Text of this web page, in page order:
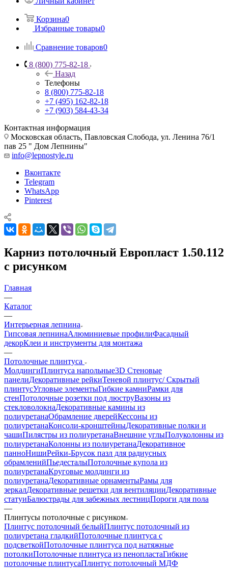
Корзина0
Избранные товары0
Сравнение товаров0
8 (800) 775-82-18
Назад
Телефоны
8 (800) 775-82-18
+7 (495) 162-82-18
+7 (903) 584-43-34
Контактная информация
Московская область, Павловская Слобода, ул. Ленина 76/1
пав 25 " Дом Лепнины"
info@lepnostyle.ru
Вконтакте
Telegram
WhatsApp
Pinterest
Карниз потолочный Европласт 1.50.112
с рисунком
Главная
—
Каталог
—
Интерьерная лепнина
Гипсовая лепнинаАлюминиевые профилиФасадный
декорКлеи и инструменты для монтажа
—
Потолочные плинтуса
МолдингиПлинтуса напольные3D Стеновые
панелиДекоративные рейкиТеневой плинтус/ Скрытый
плинтусУгловые элементыГибкие камниРамки для
стенПотолочные розетки под люструВазоны из
стекловолокнаДекоративные камины из
полиуретанаОбрамление дверейКессоны из
полиуретанаКонсоли-кронштейныДекоративные полки и
чашиПилястры из полиуретанаВнешние углыПолуколонны из
полиуретанаКолонны из полиуретанаДекоративное
панноНишиРейки-Брусок пазл для радиусных
обрамленийПьедесталыПотолочные купола из
полиуретанаКруговые молдинги из
полиуретанаДекоративные орнаментыРамы для
зеркалДекоративные решетки для вентиляцииДекоративные
статуиБалюстрады для забежных лестницПороги для пола
—
Плинтусы потолочные с рисунком
Плинтус потолочный белыйПлинтус потолочный из
полиуретана гладкийПотолочные плинтуса с
подсветкойПотолочные плинтуса под натяжные
потолкиПотолочные плинтуса из пенопластаГибкие
потолочные плинтусаПлинтус потолочный МДФ